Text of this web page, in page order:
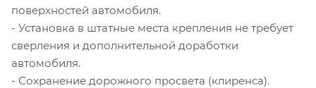
поверхностей автомобиля.
- Установка в штатные места крепления не требует
сверления и дополнительной доработки
автомобиля.
- Сохранение дорожного просвета (клиренса).